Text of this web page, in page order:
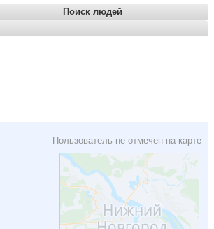
Поиск людей
Пользователь не отмечен на карте